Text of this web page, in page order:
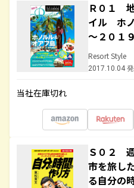
Ｒ０１
イル ホ
～２０１９
Resort Style
2017.10.04
当社在庫切れ
Ｓ０２
市を旅し
る自分の